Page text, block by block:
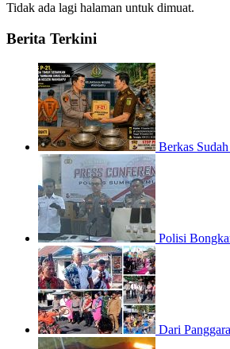
Tidak ada lagi halaman untuk dimuat.
Berita Terkini
Berkas
Polisi
Dari